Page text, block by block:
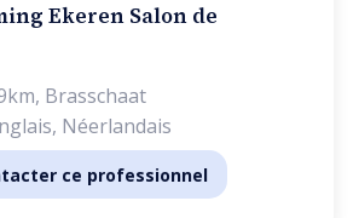
Ekeren Salon de
, Brasschaat
Néerlandais
ce professionnel